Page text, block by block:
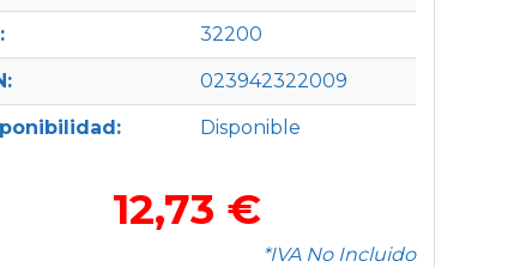
32200
023942322009
Disponible
12,73 €
*IVA No Incluido